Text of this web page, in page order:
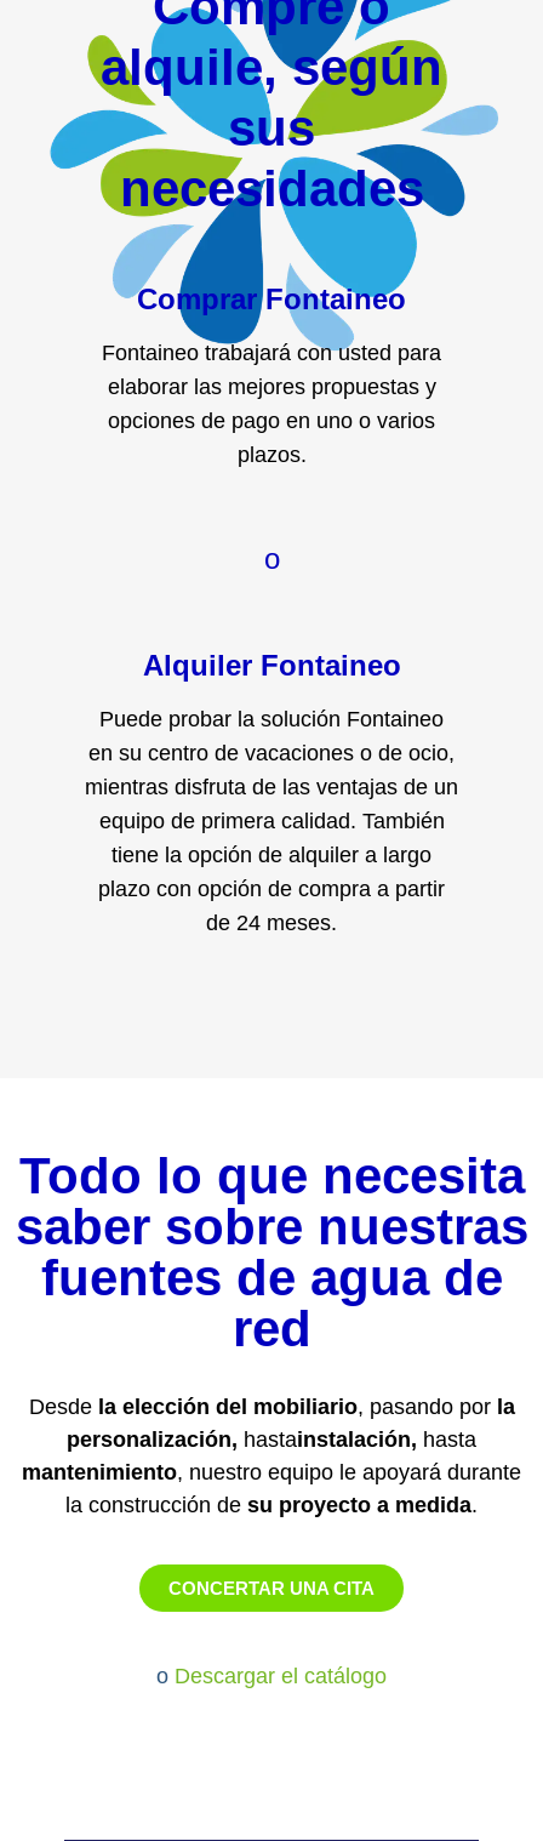
alquile, según
sus
necesidades
Comprar Fontaineo
Fontaineo trabajará con usted para
elaborar las mejores propuestas y
opciones de pago en uno o varios
plazos.
o
Alquiler Fontaineo
Puede probar la solución Fontaineo
en su centro de vacaciones o de ocio,
mientras disfruta de las ventajas de un
equipo de primera calidad. También
tiene la opción de alquiler a largo
plazo con opción de compra a partir
de 24 meses.
Todo lo que necesita
saber sobre nuestras
fuentes de agua de
red
Desde la elección del mobiliario, pasando por la
personalización, hastainstalación, hasta
mantenimiento, nuestro equipo le apoyará durante
la construcción de su proyecto a medida.
CONCERTAR UNA CITA
o Descargar el catálogo